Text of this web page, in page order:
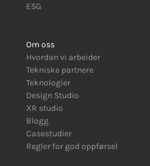
ESG
Om oss
Hvordan vi arbeider
Tekniske partnere
Teknologier
Design Studio
XR studio
Blogg
Casestudier
Regler for god oppførsel